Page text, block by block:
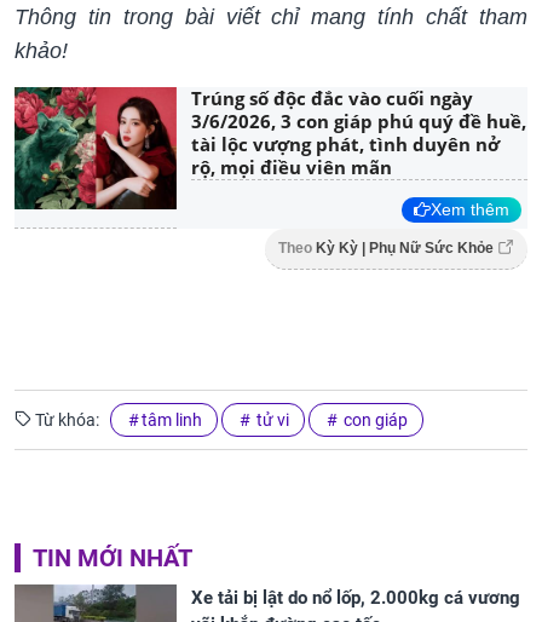
Thông tin trong bài viết chỉ mang tính chất tham
khảo!
Trúng số độc đắc vào cuối ngày
3/6/2026, 3 con giáp phú quý đề huề,
tài lộc vượng phát, tình duyên nở
rộ, mọi điều viên mãn
Xem thêm
Theo Kỳ Kỳ | Phụ Nữ Sức Khỏe
Từ khóa: tâm linh tử vi con giáp
TIN MỚI NHẤT
Xe tải bị lật do nổ lốp, 2.000kg cá vương